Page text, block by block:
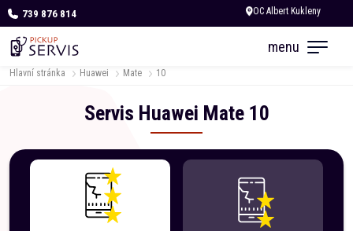
739 876 814
Dnes otevřeno do 18:00
menu
Hlavní stránka Huawei Mate 10
Servis Huawei Mate 10